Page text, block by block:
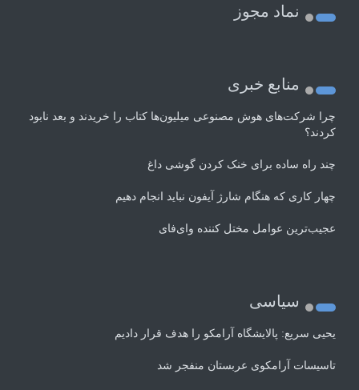
نماد مجوز
منابع خبری
چرا شرکت‌های هوش مصنوعی میلیون‌ها کتاب را خریدند و بعد نابود
کردند؟
چند راه‌ ساده برای خنک کردن گوشی داغ
چهار کاری که هنگام شارژ آیفون نباید انجام دهیم
عجیب‌ترین عوامل مختل کننده وای‌فای
سیاسی
یحیی سریع: پالایشگاه آرامکو را هدف قرار دادیم
تاسیسات آرامکوی عربستان منفجر شد